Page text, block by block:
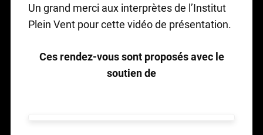
Un grand merci aux interprètes de l’Institut
Plein Vent pour cette vidéo de présentation.
Ces rendez-vous sont proposés avec le
soutien de